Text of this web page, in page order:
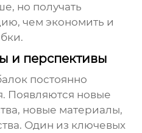
но получать
чем экономить и
и перспективы
постоянно
Появляются новые
новые материалы,
Один из ключевых